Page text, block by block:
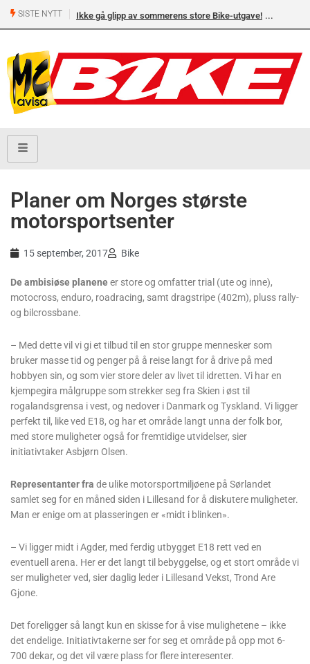
SISTE NYTT Ikke gå glipp av sommerens store Bike-utgave!
Planer om Norges største
motorsportsenter
15 september, 2017 Bike
De ambisiøse planeneer store og omfatter trial (ute og inne),
motocross, enduro, roadracing, samt dragstripe (402m), pluss rally-
og bilcrossbane.
– Med dette vil vi gi et tilbud til en stor gruppe mennesker som
bruker masse tid og penger på å reise langt for å drive på med
hobbyen sin, og som vier store deler av livet til idretten. Vi har en
kjempegira målgruppe som strekker seg fra Skien i øst til
rogalandsgrensa i vest, og nedover i Danmark og Tyskland. Vi ligger
perfekt til, like ved E18, og har et område langt unna der folk bor,
med store muligheter også for fremtidige utvidelser, sier
initiativtaker Asbjørn Olsen.
Representanter fra de ulike motorsportmiljøene på Sørlandet
samlet seg for en måned siden i Lillesand for å diskutere muligheter.
Man er enige om at plasseringen er «midt i blinken».
– Vi ligger midt i Agder, med ferdig utbygget E18 rett ved en
eventuell arena. Her er det langt til bebyggelse, og et stort område vi
ser muligheter ved, sier daglig leder i Lillesand Vekst, Trond Are
Gjone.
Det foreligger så langt kun en skisse for å vise mulighetene – ikke
det endelige. Initiativtakerne ser for seg et område på opp mot 6-
700 dekar, og det vil være plass for flere interesenter.